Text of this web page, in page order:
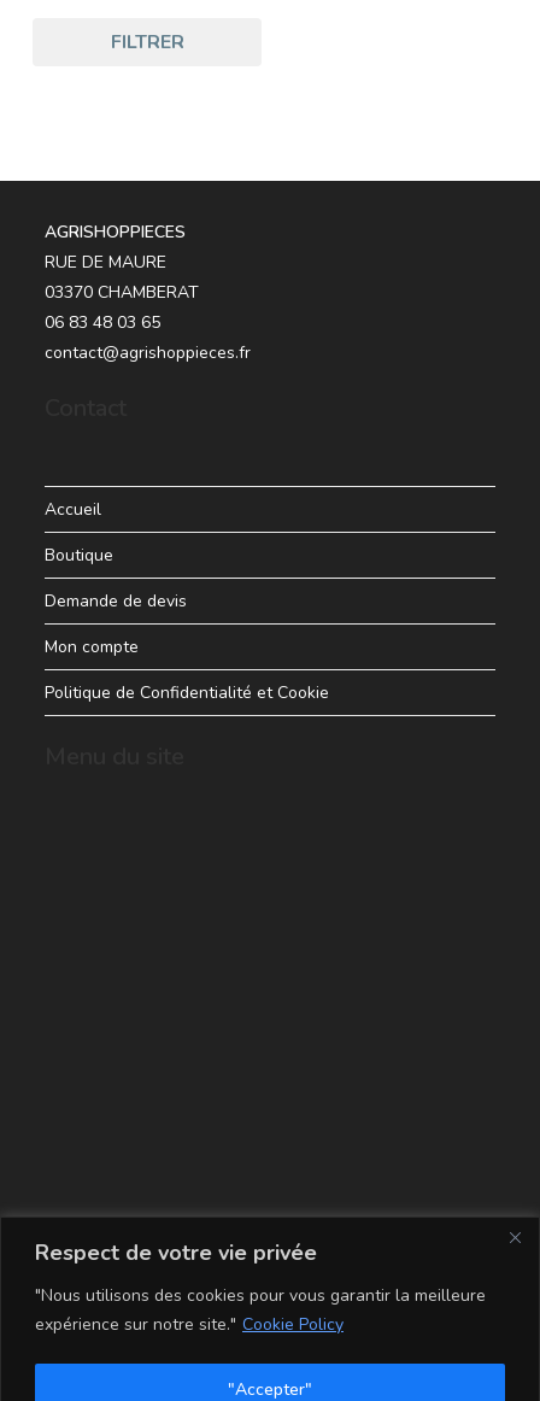
Respect de votre vie privée
"Nous utilisons des cookies pour vous garantir la meilleure
expérience sur notre site." Cookie Policy
"Accepter"
FILTRER
AGRISHOPPIECES
RUE DE MAURE
03370 CHAMBERAT
06 83 48 03 65
contact@agrishoppieces.fr
Accueil
Boutique
Demande de devis
Mon compte
Politique de Confidentialité et Cookie
La carte